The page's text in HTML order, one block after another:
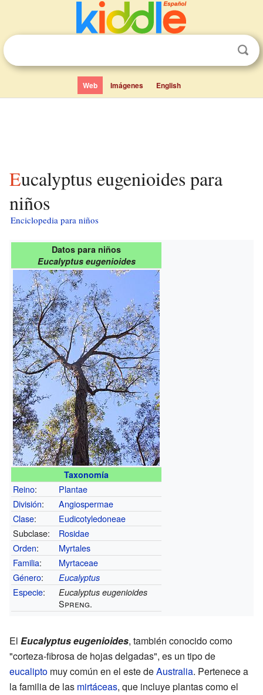
Web Imágenes English
Eucalyptus eugenioides para
niños
Enciclopedia para niños
Datos para niños
Eucalyptus eugenioides
Taxonomía
Reino:
Plantae
División:
Angiospermae
Clase:
Eudicotyledoneae
Subclase:
Rosidae
Orden:
Myrtales
Familia:
Myrtaceae
Género: Eucalyptus
Especie: Eucalyptus eugenioides
Spreng.
El Eucalyptus eugenioides, también conocido como
"corteza-fibrosa de hojas delgadas", es un tipo de
eucalipto muy común en el este deAustralia. Pertenece a
la familia de las mirtáceas, que incluye plantas como el